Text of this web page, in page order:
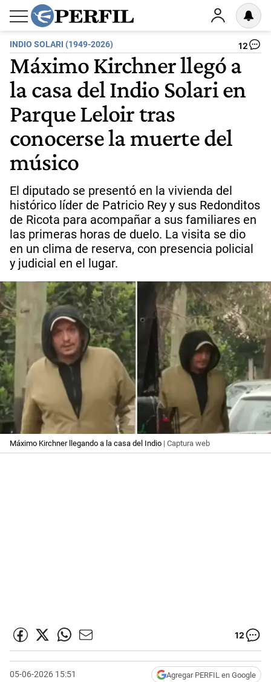
INDIO SOLARI (1949-2026) 12
Máximo Kirchner llegó a
la casa del Indio Solari en
Parque Leloir tras
conocerse la muerte del
músico
El diputado se presentó en la vivienda del
histórico líder de Patricio Rey y sus Redonditos
de Ricota para acompañar a sus familiares en
las primeras horas de duelo. La visita se dio
en un clima de reserva, con presencia policial
y judicial en el lugar.
Máximo Kirchner llegando a la casa del Indio | Captura web
12
05-06-2026 15:51 Agregar PERFIL en Google